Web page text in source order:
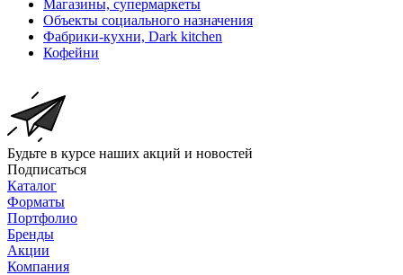
Магазины, супермаркеты
Объекты социального назначения
Фабрики-кухни, Dark kitchen
Кофейни
Будьте в курсе наших акций и новостей
Подписаться
Каталог
Форматы
Портфолио
Бренды
Акции
Компания